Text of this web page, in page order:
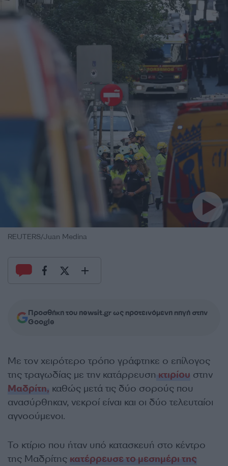
REUTERS/Juan Medina
Προσθήκη του newsit.gr ως προτεινόμενη πηγή στην
Google
Με τον χειρότερο τρόπο γράφτηκε ο επίλογος
της τραγωδίας με την κατάρρευση κτιρίου στην
Μαδρίτη, καθώς μετά τις δύο σορούς που
ανασύρθηκαν, νεκροί είναι και οι δύο τελευταίοι
αγνοούμενοι.
Το κτίριο που ήταν υπό κατασκευή στο κέντρο
της Μαδρίτης κατέρρευσε το μεσημέρι της